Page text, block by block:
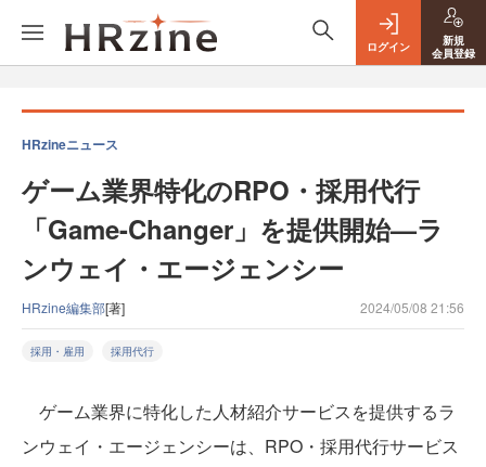
ログイン
新規
会員登録
HRzineニュース
ゲーム業界特化のRPO・採用代行
「Game-Changer」を提供開始—ラ
ンウェイ・エージェンシー
HRzine編集部[著] 2024/05/08 21:56
採用・雇用 採用代行
ゲーム業界に特化した人材紹介サービスを提供するラ
ンウェイ・エージェンシーは、RPO・採用代行サービス